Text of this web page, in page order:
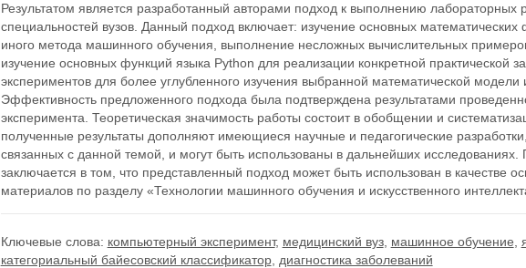
Результатом является разработанный авторами подход к выполнению лабораторных
специальностей вузов. Данный подход включает: изучение основных
иного метода машинного обучения, выполнение несложных вычислительных
изучение основных функций языка Python для реализации конкретной практической
экспериментов для более углубленного изучения выбранной математической модели
Эффективность предложенного подхода была подтверждена результатами
эксперимента. Теоретическая значимость работы состоит в обобщении и
полученные результаты дополняют имеющиеся научные и педагогические
связанных с данной темой, и могут быть использованы в дальнейших исследованиях.
заключается в том, что представленный подход может быть использован в качестве
материалов по разделу «Технологии машинного обучения и искусственного
Ключевые слова: компьютерный эксперимент, медицинский вуз, машинное обучение
категориальный байесовский классификатор, диагностика заболеваний